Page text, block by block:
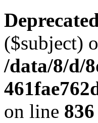
($subject)
/data/8/d/
on line 836